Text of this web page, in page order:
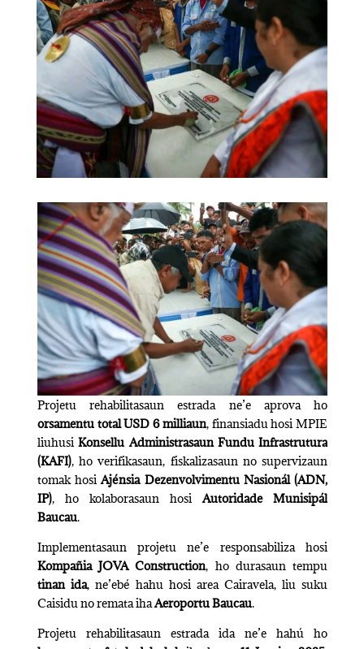
Projetu rehabilitasaun estrada ne’e aprova ho
orsamentu total USD 6 milliaun, finansiadu hosi MPIE
liuhusiKonsellu Administrasaun Fundu Infrastrutura
(KAFI), ho verifikasaun, fiskalizasaun no supervizaun
tomak hosiAjénsia Dezenvolvimentu Nasionál (ADN,
IP), ho kolaborasaun hosiAutoridade Munisipál
Baucau.
Implementasaun projetu ne’e responsabiliza hosi
Kompañia JOVA Construction, ho durasaun tempu
tinan ida, ne’ebé hahu hosi area Cairavela, liu suku
Caisidu no remata ihaAeroportu Baucau.
Projetu rehabilitasaun estrada ida ne’e hahú ho